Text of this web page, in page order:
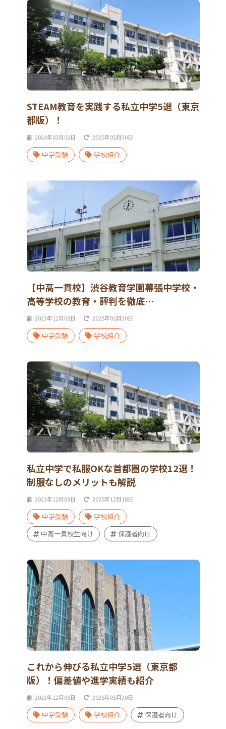
STEAM教育を実践する私立中学5選（東京
都版）！
2024年03月03日 2025年05月30日
中学受験 学校紹介
【中高一貫校】渋谷教育学園幕張中学校・
高等学校の教育・評判を徹底…
2023年12月09日 2025年05月30日
中学受験 学校紹介
私立中学で私服OKな首都圏の学校12選！
制服なしのメリットも解説
2023年12月09日 2025年12月18日
中学受験
学校紹介
中高一貫校生向け
保護者向け
これから伸びる私立中学5選（東京都
版）！偏差値や進学実績も紹介
2023年12月08日 2025年05月30日
中学受験 学校紹介 保護者向け